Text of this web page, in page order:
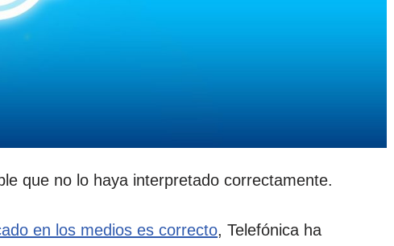
que no lo haya interpretado correctamente.
en los medios es correcto, Telefónica ha